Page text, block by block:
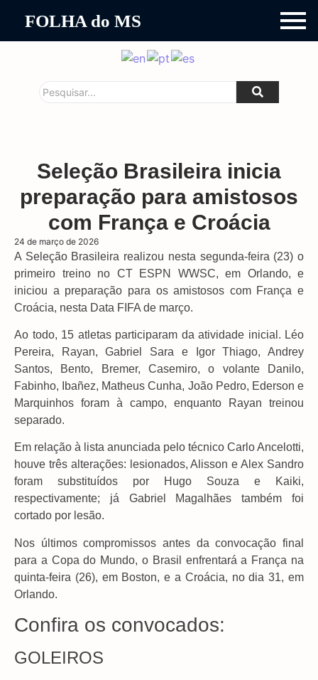
FOLHA do MS
Seleção Brasileira inicia
preparação para amistosos
com França e Croácia
24 de março de 2026
A Seleção Brasileira realizou nesta segunda-feira (23) o
primeiro treino no CT ESPN WWSC, em Orlando, e
iniciou a preparação para os amistosos com França e
Croácia, nesta Data FIFA de março.
Ao todo, 15 atletas participaram da atividade inicial. Léo
Pereira, Rayan, Gabriel Sara e Igor Thiago, Andrey
Santos, Bento, Bremer, Casemiro, o volante Danilo,
Fabinho, Ibañez, Matheus Cunha, João Pedro, Ederson e
Marquinhos foram à campo, enquanto Rayan treinou
separado.
Em relação à lista anunciada pelo técnico Carlo Ancelotti,
houve três alterações: lesionados, Alisson e Alex Sandro
foram substituídos por Hugo Souza e Kaiki,
respectivamente; já Gabriel Magalhães também foi
cortado por lesão.
Nos últimos compromissos antes da convocação final
para a Copa do Mundo, o Brasil enfrentará a França na
quinta-feira (26), em Boston, e a Croácia, no dia 31, em
Orlando.
Confira os convocados:
GOLEIROS